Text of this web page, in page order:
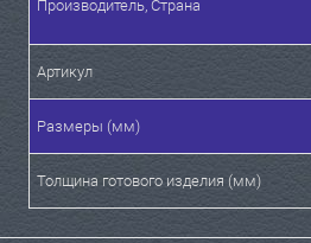
Производитель, Страна
Артикул
Размеры (мм)
Толщина готового изделия (мм)